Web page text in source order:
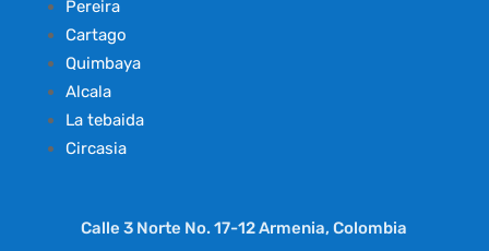
Pereira
Cartago
Quimbaya
Alcala
La tebaida
Circasia
Calle 3 Norte No. 17-12 Armenia, Colombia